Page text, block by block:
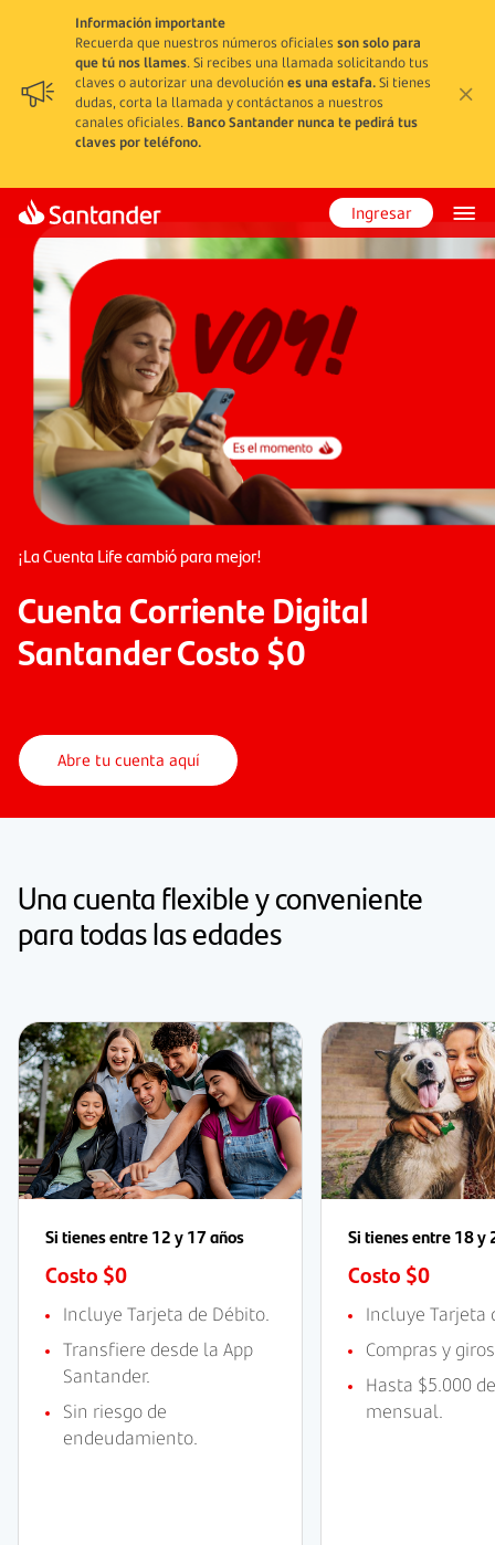
Información importante
Recuerda que nuestros números oficiales son solo para
que tú nos llames. Si recibes una llamada solicitando tus
claves o autorizar una devoluciónes una estafa.Si tienes
dudas, corta la llamada y contáctanos a nuestros
canales oficiales. Banco Santander nunca te pedirá tus
claves por teléfono.
Ingresar
¡La Cuenta Life cambió para mejor!
Cuenta Corriente Digital
Santander Costo $0
Abre tu cuenta aquí
Una cuenta flexible y conveniente
para todas las edades
Si tienes entre 12 y 17 años
Costo $0
Incluye Tarjeta de Débito.
Transfiere desde la App
Santander.
Sin riesgo de
endeudamiento.
Si tienes entre 18 y
Costo $0
Incluye Tarjeta
Compras y
Hasta $5.000
mensual.